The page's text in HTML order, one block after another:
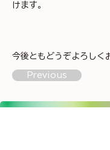
けます。
今後ともどうぞよろしく
Previous